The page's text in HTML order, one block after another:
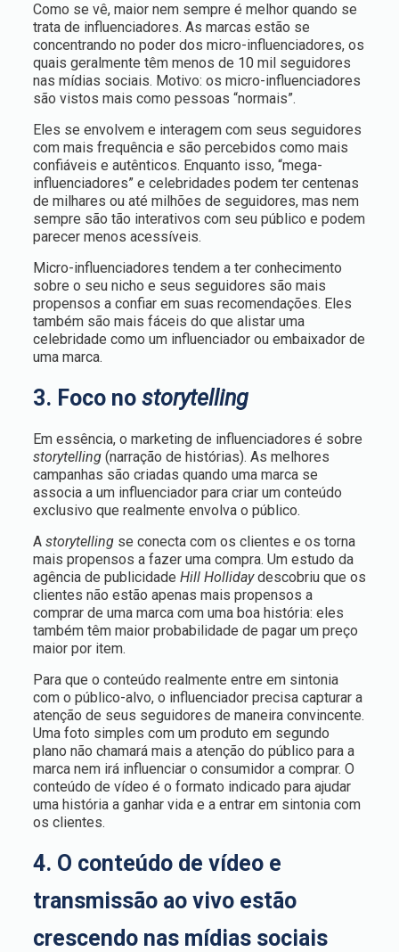
Como se vê, maior nem sempre é melhor quando se
trata de influenciadores. As marcas estão se
concentrando no poder dos micro-influenciadores, os
quais geralmente têm menos de 10 mil seguidores
nas mídias sociais. Motivo: os micro-influenciadores
são vistos mais como pessoas “normais”.
Eles se envolvem e interagem com seus seguidores
com mais frequência e são percebidos como mais
confiáveis e autênticos. Enquanto isso, “mega-
influenciadores” e celebridades podem ter centenas
de milhares ou até milhões de seguidores, mas nem
sempre são tão interativos com seu público e podem
parecer menos acessíveis.
Micro-influenciadores tendem a ter conhecimento
sobre o seu nicho e seus seguidores são mais
propensos a confiar em suas recomendações. Eles
também são mais fáceis do que alistar uma
celebridade como um influenciador ou embaixador de
uma marca.
3. Foco no storytelling
Em essência, o marketing de influenciadores é sobre
storytelling (narração de histórias). As melhores
campanhas são criadas quando uma marca se
associa a um influenciador para criar um conteúdo
exclusivo que realmente envolva o público.
A storytelling se conecta com os clientes e os torna
mais propensos a fazer uma compra. Um estudo da
agência de publicidade Hill Hollidaydescobriu que os
clientes não estão apenas mais propensos a
comprar de uma marca com uma boa história: eles
também têm maior probabilidade de pagar um preço
maior por item.
Para que o conteúdo realmente entre em sintonia
com o público-alvo, o influenciador precisa capturar a
atenção de seus seguidores de maneira convincente.
Uma foto simples com um produto em segundo
plano não chamará mais a atenção do público para a
marca nem irá influenciar o consumidor a comprar. O
conteúdo de vídeo é o formato indicado para ajudar
uma história a ganhar vida e a entrar em sintonia com
os clientes.
4. O conteúdo de vídeo e
transmissão ao vivo estão
crescendo nas mídias sociais